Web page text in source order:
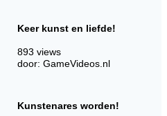
Keer kunst en liefde!
893 views
door: GameVideos.nl
Kunstenares worden!